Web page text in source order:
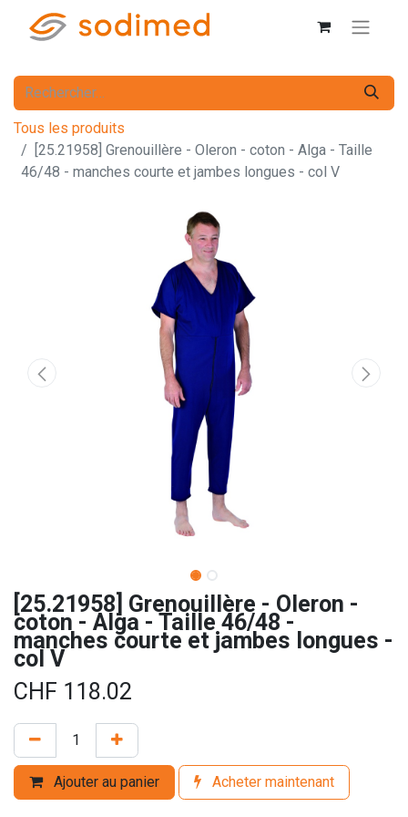
Tous les produits
[25.21958] Grenouillère - Oleron - coton - Alga - Taille
46/48 - manches courte et jambes longues - col V
[25.21958] Grenouillère - Oleron -
coton - Alga - Taille 46/48 -
manches courte et jambes longues -
col V
CHF 118.02
Ajouter au panier Acheter maintenant